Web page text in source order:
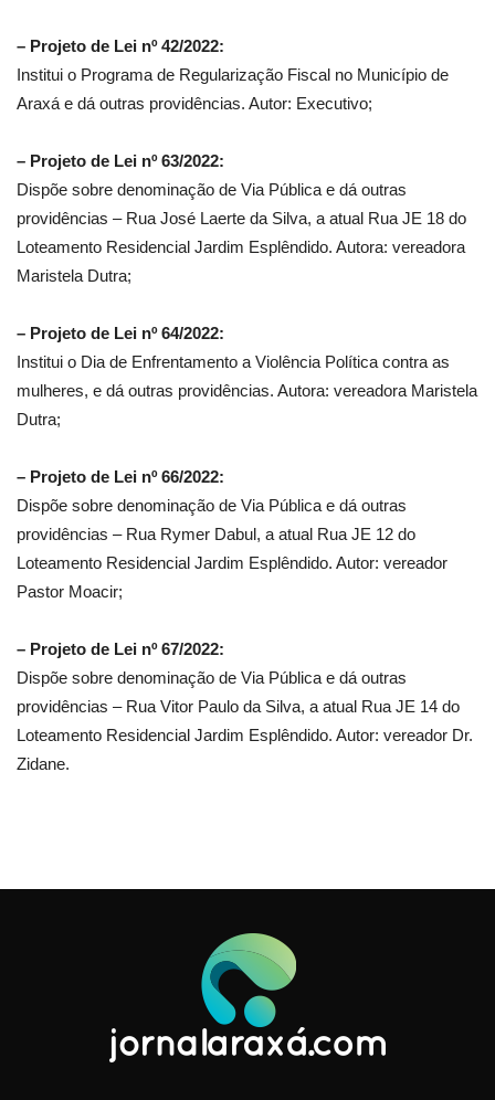
– Projeto de Lei nº 42/2022:
Institui o Programa de Regularização Fiscal no Município de
Araxá e dá outras providências. Autor: Executivo;
– Projeto de Lei nº 63/2022:
Dispõe sobre denominação de Via Pública e dá outras
providências – Rua José Laerte da Silva, a atual Rua JE 18 do
Loteamento Residencial Jardim Esplêndido. Autora: vereadora
Maristela Dutra;
– Projeto de Lei nº 64/2022:
Institui o Dia de Enfrentamento a Violência Política contra as
mulheres, e dá outras providências. Autora: vereadora Maristela
Dutra;
– Projeto de Lei nº 66/2022:
Dispõe sobre denominação de Via Pública e dá outras
providências – Rua Rymer Dabul, a atual Rua JE 12 do
Loteamento Residencial Jardim Esplêndido. Autor: vereador
Pastor Moacir;
– Projeto de Lei nº 67/2022:
Dispõe sobre denominação de Via Pública e dá outras
providências – Rua Vitor Paulo da Silva, a atual Rua JE 14 do
Loteamento Residencial Jardim Esplêndido. Autor: vereador Dr.
Zidane.